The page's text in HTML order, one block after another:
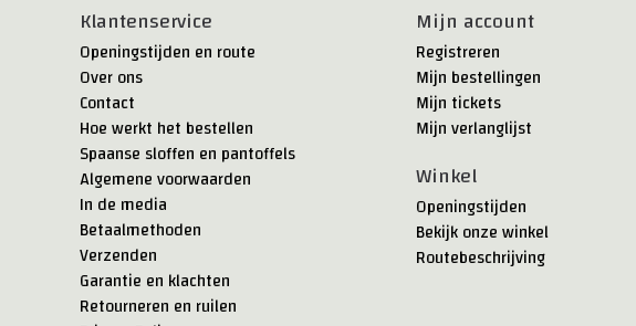
Klantenservice
Openingstijden en route
Over ons
Contact
Hoe werkt het bestellen
Spaanse sloffen en pantoffels
Algemene voorwaarden
In de media
Betaalmethoden
Verzenden
Garantie en klachten
Retourneren en ruilen
Mijn account
Registreren
Mijn bestellingen
Mijn tickets
Mijn verlanglijst
Winkel
Openingstijden
Bekijk onze winkel
Routebeschrijving